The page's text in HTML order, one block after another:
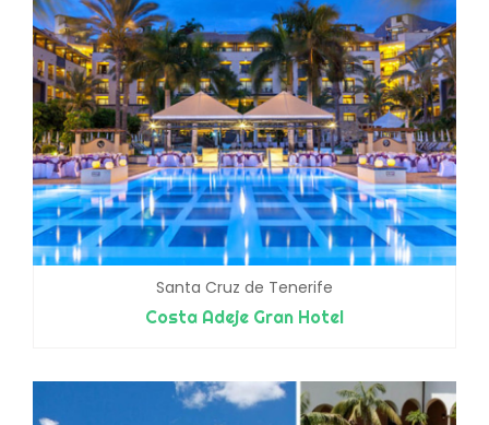
Santa Cruz de Tenerife
Costa Adeje Gran Hotel